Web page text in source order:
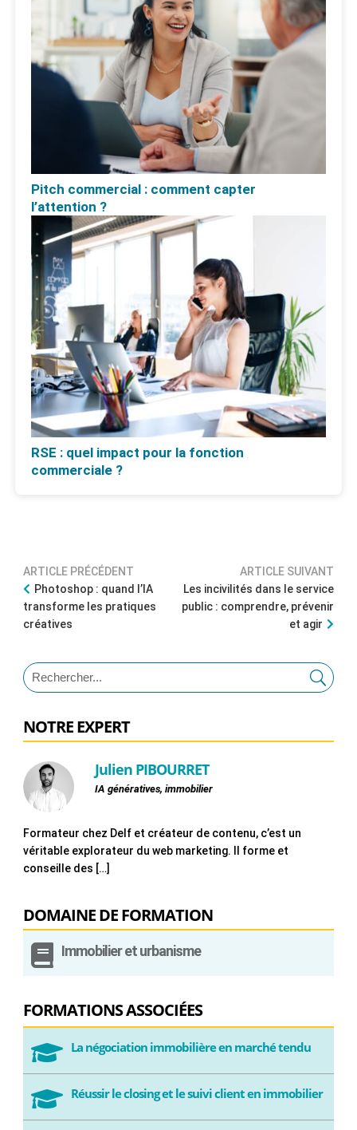
Pitch commercial : comment capter
l’attention ?
RSE : quel impact pour la fonction
commerciale ?
ARTICLE PRÉCÉDENT
Photoshop : quand l’IA
transforme les pratiques
créatives
ARTICLE SUIVANT
Les incivilités dans le service
public : comprendre, prévenir
et agir
NOTRE EXPERT
Julien PIBOURRET
IA génératives, immobilier
Formateur chez Delf et créateur de contenu, c’est un
véritable explorateur du web marketing. Il forme et
conseille des […]
DOMAINE DE FORMATION
 Immobilier et urbanisme
FORMATIONS ASSOCIÉES
 La négociation immobilière en marché tendu
 Réussir le closing et le suivi client en immobilier